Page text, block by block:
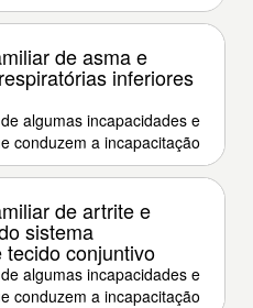
de asma e
inferiores
algumas incapacidades e
conduzem a incapacitação
de artrite e
sistema
conjuntivo
algumas incapacidades e
conduzem a incapacitação